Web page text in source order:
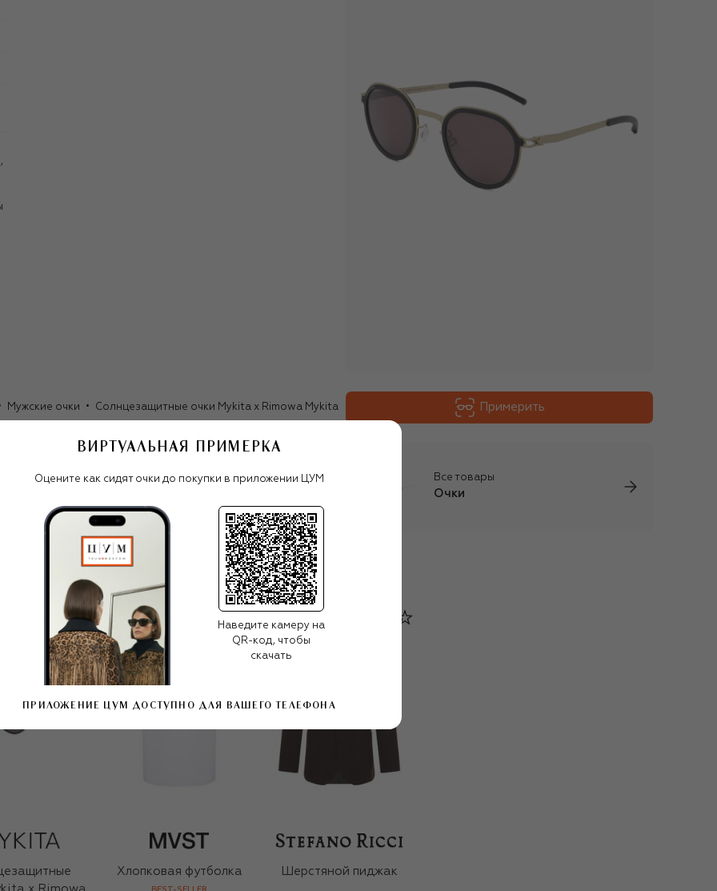
Мужские очки Солнцезащитные очки Mykita x Rimowa Mykita Примерить
Все очки Все товары
Очки
С ЧЕМ НОСИТЬ
Хлопковая футболка
BEST-SELLER
Шерстяной пиджак
ВИРТУАЛЬНАЯ ПРИМЕРКА
Оцените как сидят очки до покупки в приложении ЦУМ
Наведите камеру на
QR-код, чтобы
скачать
ПРИЛОЖЕНИЕ ЦУМ ДОСТУПНО ДЛЯ ВАШЕГО ТЕЛЕФОНА